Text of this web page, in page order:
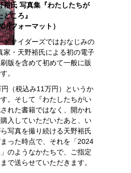
裕氏 写真集『わたしたちが
ところ』
フォーマット）
ドサイダーズではおなじみの
家・天野裕氏による初の電子
版を含めて初めて一般に販
。
（税込み11万円）というか
。そして『わたしたちがい
れた書籍ではなく、開かれ
入していただいたあと、い
写真を撮り続ける天野裕氏
った時点で、それを「2024
のようなかたちで、ご指定
で送らせていただきます。